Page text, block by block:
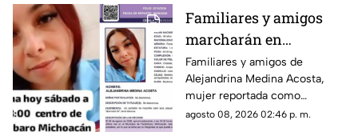
Familiares y amigos
marcharán en
Tacámbaro para exigir
la localización de
Alejandrina Medina
Familiares y amigos de
Alejandrina Medina Acosta,
mujer reportada como
desaparecida en Tacámbaro,
agosto 08, 2026 02:46 p. m.